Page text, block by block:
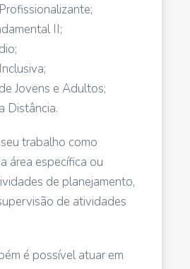
II;
Jovens e Adultos;
Distância.
trabalho como
área específica ou
de planejamento,
de atividades
é possível atuar em